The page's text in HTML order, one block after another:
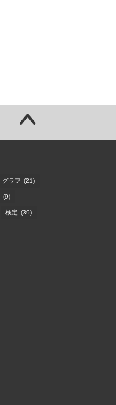
グラフ (21)
(9)
検定 (39)